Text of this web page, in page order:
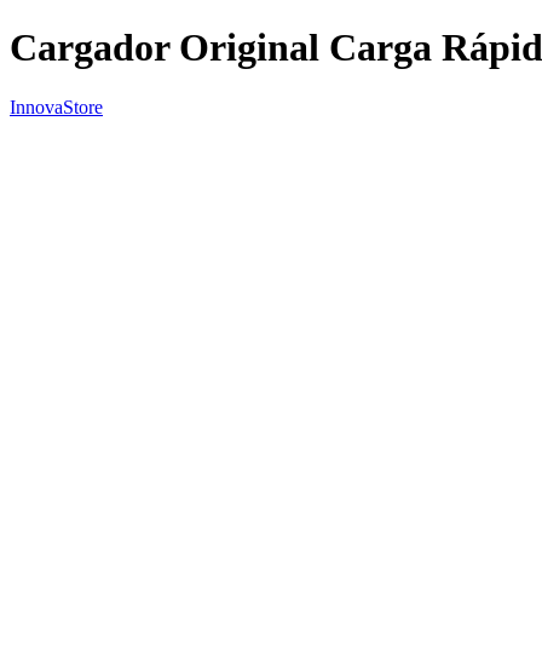
Cargador Original Carga
InnovaStore